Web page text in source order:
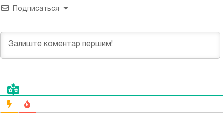
Подписаться